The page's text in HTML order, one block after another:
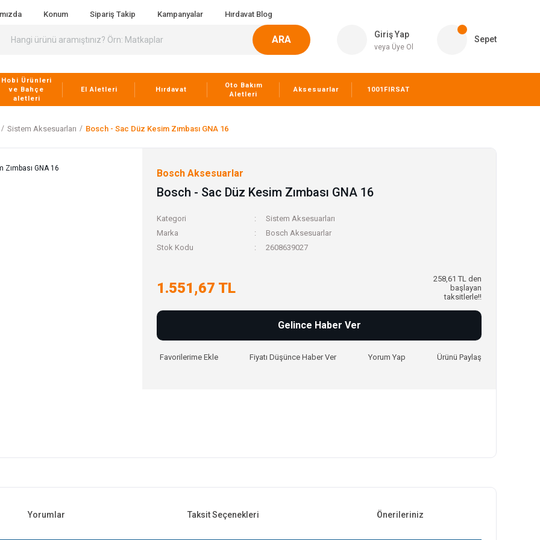
Konum Sipariş Takip Kampanyalar Hırdavat Blog
ARA Giriş Yap
veya Üye Ol
Sepet
Hobi Ürünleri
ve Bahçe
aletleri
El Aletleri Hırdavat
Oto Bakım
Aletleri
Aksesuarlar 1001FIRSAT
Sistem Aksesuarları Bosch - Sac Düz Kesim Zımbası GNA 16
Bosch Aksesuarlar
Bosch - Sac Düz Kesim Zımbası GNA 16
Kategori
Sistem Aksesuarları
Marka
Bosch Aksesuarlar
Stok Kodu
2608639027
1.551,67 TL
258,61 TL den
başlayan
taksitlerle!!
Gelince Haber Ver
Fiyatı Düşünce Haber Ver Yorum Yap Ürünü Paylaş
Yorumlar Taksit Seçenekleri Önerileriniz